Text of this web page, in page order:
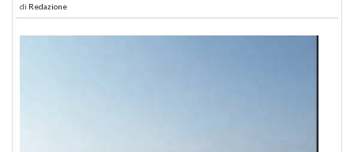
di Redazione